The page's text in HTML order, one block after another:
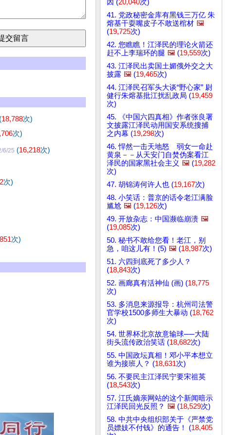
(18,788次)
次)
6/25 (16,218次)
次)
次)
因 (20,040次)
41. 党政秘密金库有黑钱三万亿 朱
熔基干耍嘴皮子不敢送棺材 🖼️
(19,725次)
42. 您瞧瞧！江泽民的理论火箭还
赶不上李瑞环的腿 🖼️ (19,559次)
43. 江泽民出卖国土媚俄外交之大
披露 🖼️ (19,465次)
44. 江泽民召军头大谈“野心家” 尉
健行朱熔基批江扰乱政局 (19,459
次)
45. 《中国六四真相》作者张良署
文披露江泽民动用国安系统搜捕
之内幕 (19,298次)
46. 悍然一击天地怒 弱女一命赴
黄泉－－从天安门自焚伪案看江
泽民的国家黑社会主义 🖼️ (19,282
次)
47. 胡锦涛何许人也 (19,167次)
48. 小笑话：普京的话令老江满脸
尴尬 🖼️ (19,126次)
49. 开放杂志：中国濒临崩溃 🖼️
(19,085次)
50. 秘书不敢给您看！老江，别
急，咱这儿有！(5) 🖼️ (18,987次)
51. 六四到底死了多少人？
(18,843次)
52. 画廊真有活神仙 (画) (18,775
次)
53. 多消息来源报导：杭州司法警
官学校1500多师生大暴动 (18,762
次)
54. 世界杯北京故意输球──大陆
街头流传政治笑话 (18,682次)
55. 中国政坛真相！邓小平本想立
谁为接班人？ (18,631次)
56. 不要民主江泽民宁要宋祖英
(18,543次)
57. 江氏嫡亲网站的这个新闻暗示
江泽民回光反照？ 🖼️ (18,529次)
58. 中共中央组织部关于《严禁党
员嫖妓不付钱》的通告！ (18,405